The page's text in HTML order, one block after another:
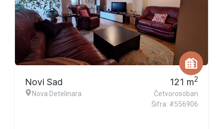
Ekskluzivna ponuda
Novi Sad
Nova Detelinara
121 m2
Četvorosoban
Šifra: #556906